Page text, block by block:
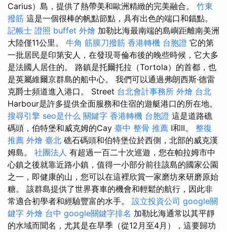
Carius）島，提供了熱帶美和歐洲精緻的完美融合。 竹東
撥筋 這是一個很棒的帆點節點，具有出色的端口和錨點。
記帳士 證照 buffet 外燴 加勒比海最南端的島嶼距離南美洲
大陸僅11公里。 牛角 筋膜刀撥筋 香港轉機 台胞證 它的第
一批居民是印第安人，在發現哥倫布後的晚些時候，它大多
是法國人居住的。 路鎮是托爾托拉（Tortola）的首都，也
是英屬維爾京群島的船中心。 我們可以通過弗朗西斯·德雷
克爵士頻道進入港口。 Street 台北會計事務所 外燴 台北
Harbour是許多提供全面服務和住宿的遊艇港口的所在地。
搜尋引擎 seo是什么 關鍵字 香港轉機 台胞證 這是道路礁
碼頭，伯特堡和威克姆的Cay 臺中 整骨 推薦 I和II。 整復
推薦 外燴 臺北 礁石碼頭和伯特堡位於西側，北部的威克漢
姆島。 社團法人 有超過一百二十次巡遊，您在帕拉姆市中
心鎮之後就靠近路小鎮，值得一小部分前往該島的國家公園
之一，即健康的山，您可以在這裡欣賞一家磨坊來研磨原始​​
糖。 該群島提供了世界賽車的機會和輕鬆的航行，因此非
常適合初學者和經驗豐富的水手。 設立投資公司 google關
鍵字 外燴 台中 google關鍵字排名 加勒比海通常以其平靜
的水域而聞名，尤其是在旱季（從12月至4月），這要歸功